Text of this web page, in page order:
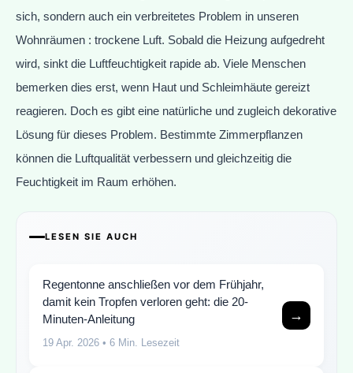
sich, sondern auch ein verbreitetes Problem in unseren
Wohnräumen : trockene Luft. Sobald die Heizung aufgedreht
wird, sinkt die Luftfeuchtigkeit rapide ab. Viele Menschen
bemerken dies erst, wenn Haut und Schleimhäute gereizt
reagieren. Doch es gibt eine natürliche und zugleich dekorative
Lösung für dieses Problem. Bestimmte Zimmerpflanzen
können die Luftqualität verbessern und gleichzeitig die
Feuchtigkeit im Raum erhöhen.
LESEN SIE AUCH
Regentonne anschließen vor dem Frühjahr,
damit kein Tropfen verloren geht: die 20-
Minuten-Anleitung
19 Apr. 2026 • 6 Min. Lesezeit
→